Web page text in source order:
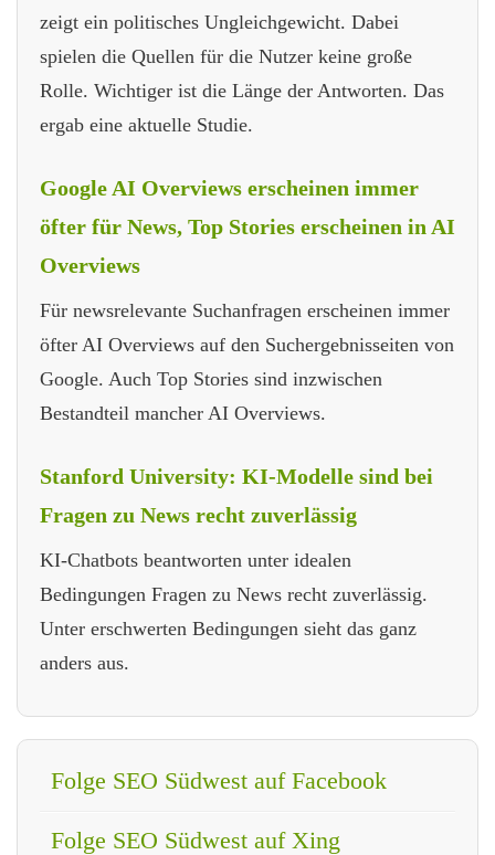
zeigt ein politisches Ungleichgewicht. Dabei
spielen die Quellen für die Nutzer keine große
Rolle. Wichtiger ist die Länge der Antworten. Das
ergab eine aktuelle Studie.
Google AI Overviews erscheinen immer
öfter für News, Top Stories erscheinen in AI
Overviews
Für newsrelevante Suchanfragen erscheinen immer
öfter AI Overviews auf den Suchergebnisseiten von
Google. Auch Top Stories sind inzwischen
Bestandteil mancher AI Overviews.
Stanford University: KI-Modelle sind bei
Fragen zu News recht zuverlässig
KI-Chatbots beantworten unter idealen
Bedingungen Fragen zu News recht zuverlässig.
Unter erschwerten Bedingungen sieht das ganz
anders aus.
Folge SEO Südwest auf Facebook
Folge SEO Südwest auf Xing